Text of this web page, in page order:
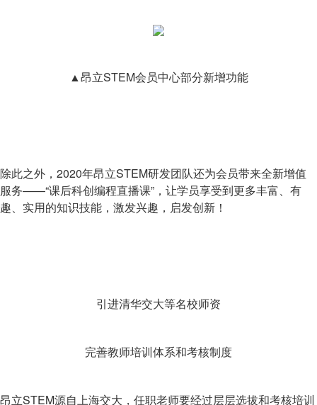
▲昂立STEM会员中心部分新增功能
除此之外，2020年昂立STEM研发团队还为会员带来全新增值
服务——“课后科创编程直播课”，让学员享受到更多丰富、有
趣、实用的知识技能，激发兴趣，启发创新！
引进清华交大等名校师资
完善教师培训体系和考核制度
昂立STEM源自上海交大，任职老师要经过层层选拔和考核培训